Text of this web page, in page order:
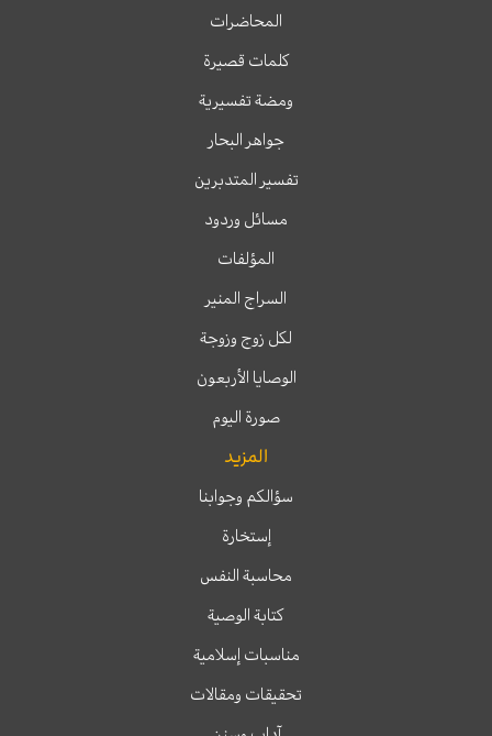
المحاضرات
كلمات قصيرة
ومضة تفسيرية
جواهر البحار
تفسير المتدبرين
مسائل وردود
المؤلفات
السراج المنير
لكل زوج وزوجة
الوصايا الأربعون
صورة اليوم
المزيد
سؤالكم وجوابنا
إستخارة
محاسبة النفس
كتابة الوصية
مناسبات إسلامية
تحقيقات ومقالات